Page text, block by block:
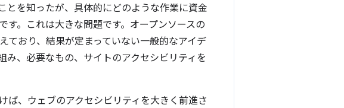
とを知ったが、具体的にどのような作業に資金
。これは大きな問題です。オープンソースの
ており、結果が定まっていない一般的なアイデ
み、必要なもの、サイトのアクセシビリティを
ば、ウェブのアクセシビリティを大きく前進さ